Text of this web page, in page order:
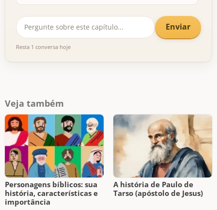
Enviar
Resta 1 conversa hoje
Veja também
Personagens bíblicos: sua
história, características e
importância
A história de Paulo de
Tarso (apóstolo de Jesus)